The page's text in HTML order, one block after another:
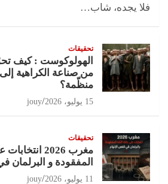
فلا يجده، شاب…
تحقيقات
الهولوكوست : كيف
من صناعة الكراهية
منظّمة؟
15 يوليو، 2026 jouy
تحقيقات
مغرب 2026
المفقودة و البرلمان
11 يوليو، 2026 jouy